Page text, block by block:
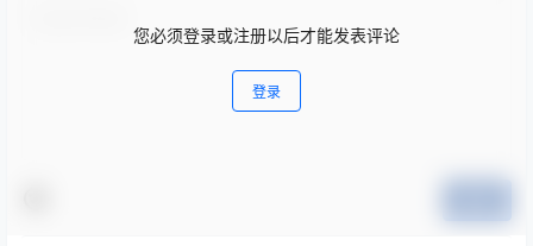
您必须登录或注册以后才能发表评论
登录